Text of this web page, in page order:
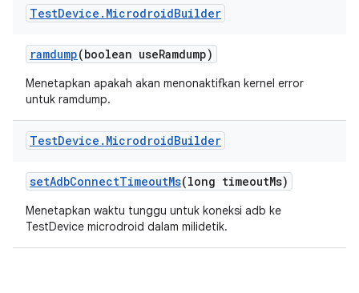
TestDevice . MicrodroidBuilder
ramdump(boolean useRamdump)
Menetapkan apakah akan menonaktifkan kernel error
untuk ramdump.
TestDevice . MicrodroidBuilder
setAdbConnectTimeoutMs(long timeoutMs)
Menetapkan waktu tunggu untuk koneksi adb ke
TestDevice microdroid dalam milidetik.